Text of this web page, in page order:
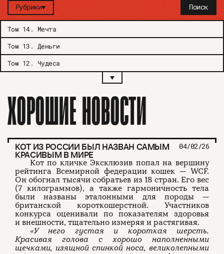
Поиск
Рубрики
Том 14.
Мечта
Том 13 . Деньги
Том 12 . Чудеса
ХОРОШИЕ НОВОСТИ
КОТ ИЗ РОССИИ БЫЛ НАЗВАН САМЫМ
КРАСИВЫМ В МИРЕ
04/02/26
Кот по кличке Эксклюзив попал на вершину
рейтинга Всемирной федерации кошек — WCF.
Он обогнал тысячи собратьев из 18 стран. Его вес
(7 килограммов), а также гармоничность тела
были названы эталонными для породы —
британской короткошерстной. Участников
конкурса оценивали по показателям здоровья
и внешности, тщательно измеряя и растягивая.
«У него густая и короткая шерсть.
Красивая голова с хорошо наполненными
щечками, изящной спинкой носа, великолепными